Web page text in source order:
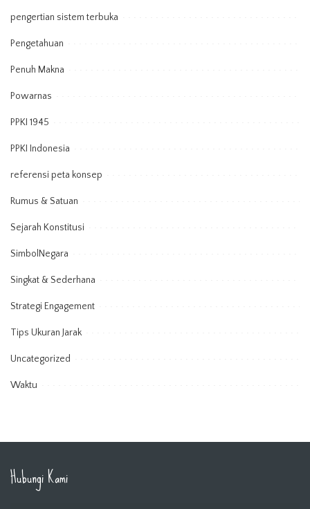
pengertian sistem terbuka
Pengetahuan
Penuh Makna
Powarnas
PPKI 1945
PPKI Indonesia
referensi peta konsep
Rumus & Satuan
Sejarah Konstitusi
SimbolNegara
Singkat & Sederhana
Strategi Engagement
Tips Ukuran Jarak
Uncategorized
Waktu
Hubungi Kami